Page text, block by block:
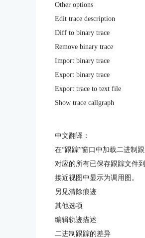
Other options
Edit trace description
Diff to binary trace
Remove binary trace
Import binary trace
Export binary trace
Export trace to text file
Show trace callgraph
中文翻译：
在“跟踪”窗口中加载二进制跟
对应的所有已保存跟踪文件
接近视图中显示为调用图。
另见清除痕迹
其他选项
编辑轨迹描述
二进制跟踪的差异